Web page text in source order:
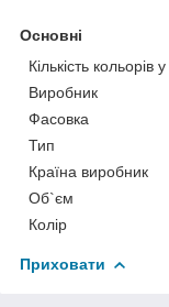
Основні
Кількість кольорів
Виробник
Фасовка
Тип
Країна виробник
Об`єм
Колір
Приховати